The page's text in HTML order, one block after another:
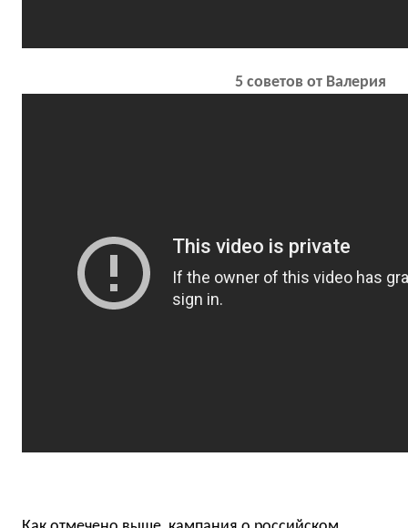
5 советов от Валерия